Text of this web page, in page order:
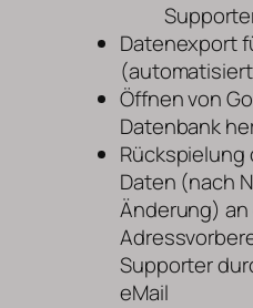
Datenexport
Öffnen von
Datenbank
Rückspielung
Daten (nach
Änderung) an
Supporter
eMail